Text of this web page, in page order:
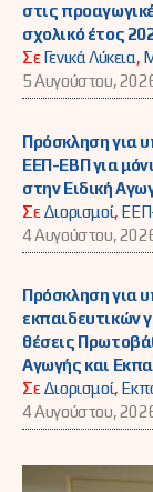
στις
σχολικό έτος
ΣεΓενικά Λύκεια,
5 Αυγούστου,
Πρόσκληση για
ΕΕΠ-ΕΒΠ για
στην Ειδική
ΣεΔιορισμοί,
4 Αυγούστου,
Πρόσκληση για
εκπαιδευτικών
θέσεις
Αγωγής και
ΣεΔιορισμοί,
4 Αυγούστου,